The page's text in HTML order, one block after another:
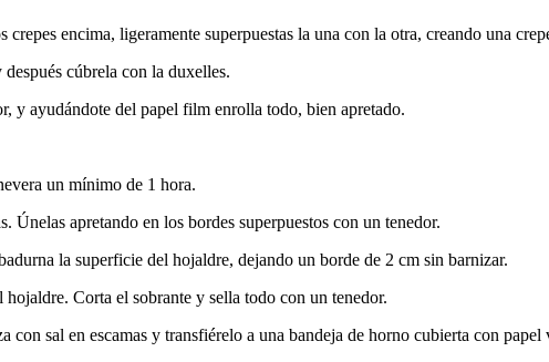
encima, ligeramente superpuestas la una con la otra, creando una
cúbrela con la duxelles.
y ayudándote del papel film enrolla todo, bien apretado.
un mínimo de 1 hora.
Únelas apretando en los bordes superpuestos con un tenedor.
la superficie del hojaldre, dejando un borde de 2 cm sin barnizar.
Corta el sobrante y sella todo con un tenedor.
sal en escamas y transfiérelo a una bandeja de horno cubierta con papel